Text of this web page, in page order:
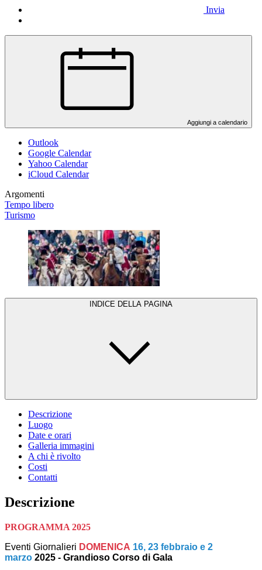
Invia
Aggiungi a calendario
Outlook
Google Calendar
Yahoo Calendar
iCloud Calendar
Argomenti
Tempo libero
Turismo
INDICE DELLA PAGINA
Descrizione
Luogo
Date e orari
Galleria immagini
A chi è rivolto
Costi
Contatti
Descrizione
PROGRAMMA 2025
Eventi Giornalieri DOMENICA 16, 23 febbraio e 2
marzo 2025 - Grandioso Corso di Gala